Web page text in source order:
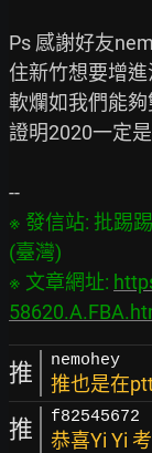
Ps 感謝好友
住新竹想要增
軟爛如我們能
證明2020一定
※ 發信站: 批踢
(臺灣)
※ 文章網址:
推 nemohey
推也是在
推 f82545672
恭喜Yi Yi